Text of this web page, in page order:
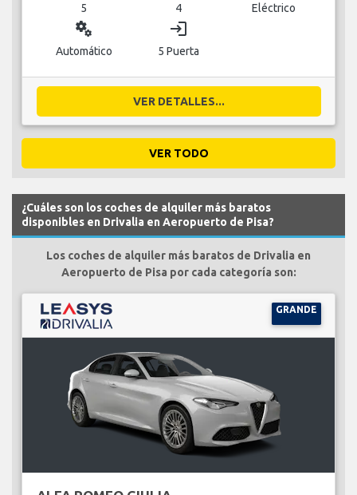
5 4 Eléctrico
miscellaneous_services
Automático
login
5 Puerta
VER DETALLES...
VER TODO
¿Cuáles son los coches de alquiler más baratos
disponibles en Drivalia en Aeropuerto de Pisa?
Los coches de alquiler más baratos de Drivalia en
Aeropuerto de Pisa por cada categoría son:
GRANDE